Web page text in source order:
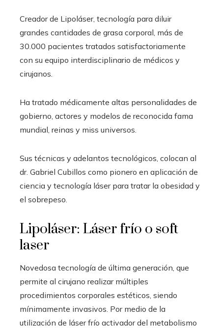
Creador de Lipoláser, tecnología para diluir
grandes cantidades de grasa corporal, más de
30.000 pacientes tratados satisfactoriamente
con su equipo interdisciplinario de médicos y
cirujanos.
Ha tratado médicamente altas personalidades de
gobierno, actores y modelos de reconocida fama
mundial, reinas y miss universos.
Sus técnicas y adelantos tecnológicos, colocan al
dr. Gabriel Cubillos como pionero en aplicación de
ciencia y tecnología láser para tratar la obesidad y
el sobrepeso.
Lipoláser: Láser frío o soft
laser
Novedosa tecnología de última generación, que
permite al cirujano realizar múltiples
procedimientos corporales estéticos, siendo
mínimamente invasivos. Por medio de la
utilización de láser frío activador del metabolismo